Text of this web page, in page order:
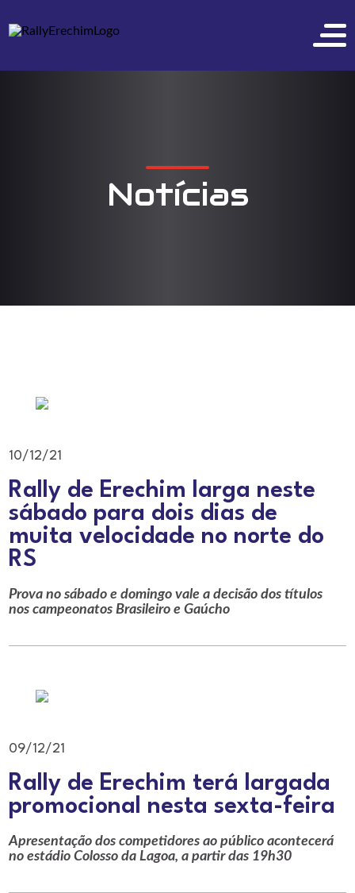
Notícias
10/12/21
Rally de Erechim larga neste
sábado para dois dias de
muita velocidade no norte do
RS
Prova no sábado e domingo vale a decisão dos títulos
nos campeonatos Brasileiro e Gaúcho
09/12/21
Rally de Erechim terá largada
promocional nesta sexta-feira
Apresentação dos competidores ao público acontecerá
no estádio Colosso da Lagoa, a partir das 19h30